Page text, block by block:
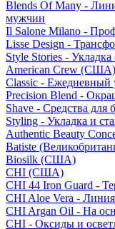
Blends Of Many -
мужчин
Il Salone Milano -
Lisse Design -
Style Stories -
American Crew (США)
Classic - Ежедневный
Precision Blend -
Shave - Средства для
Styling - Укладка и
Authentic Beauty
Batiste
Biosilk (США)
CHI (США)
CHI 44 Iron Guard -
CHI Aloe Vera -
CHI Argan Oil - На
CHI - Оксиды и